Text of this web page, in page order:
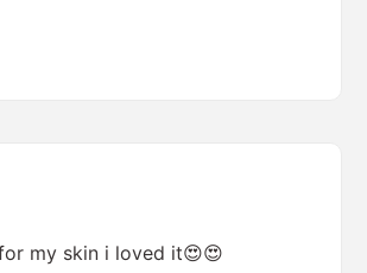
my skin i loved it😍😍